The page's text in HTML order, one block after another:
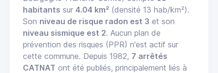
habitants sur 4.04 km² (densité 13 hab/km²).
Son niveau de risque radon est 3 et son
niveau sismique est 2. Aucun plan de
prévention des risques (PPR) n'est actif sur
cette commune. Depuis 1982, 7 arrêtés
CATNAT ont été publiés, principalement liés à